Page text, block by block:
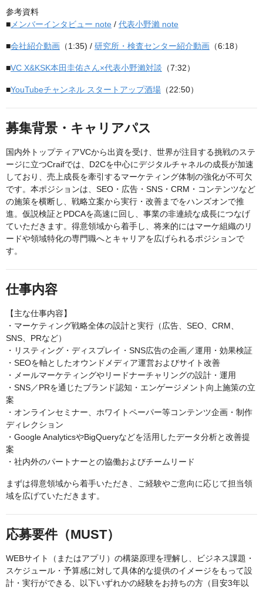
参考資料
■メンバーインタビュー note / 代表小野瀨 note
■会社紹介動画 （1:35) / 研究所・検査センター紹介動画 （6:18）
■VC X&KSK本田圭佑さん×代表小野瀨対談 （7:32）
■YouTubeチャンネル スタートアップ酒場 （22:50）
募集背景・キャリアパス
国内外トップティアVCから出資を受け、世界が注目する挑戦のステ
ージに立つCraifでは、D2Cを中心にデジタルチャネルの成長が加速
しており、売上成長を牽引するマーケティング体制の強化が不可欠
です。本ポジションは、SEO・広告・SNS・CRM・コンテンツなど
の施策を横断し、戦略立案から実行・改善までをハンズオンで推
進。仮説検証とPDCAを高速に回し、事業の非連続な成長につなげ
ていただきます。得意領域から着手し、将来的にはマーケ組織のリ
ードや領域特化の専門職へとキャリアを広げられるポジションで
す。
仕事内容
【主な仕事内容】
・マーケティング戦略全体の設計と実行（広告、SEO、CRM、
SNS、PRなど）
・リスティング・ディスプレイ・SNS広告の企画／運用・効果検証
・SEOを軸としたオウンドメディア運営およびサイト改善
・メールマーケティングやリードナーチャリングの設計・運用
・SNS／PRを通じたブランド認知・エンゲージメント向上施策の立
案
・オンラインセミナー、ホワイトペーパー等コンテンツ企画・制作
ディレクション
・Google AnalyticsやBigQueryなどを活用したデータ分析と改善提
案
・社内外のパートナーとの協働およびチームリード
まずは得意領域から着手いただき、ご経験やご意向に応じて担当領
域を広げていただきます。
応募要件（MUST）
WEBサイト（またはアプリ）の構築原理を理解し、ビジネス課題・
スケジュール・予算感に対して具体的な提供のイメージをもって設
計・実行ができる、以下いずれかの経験をお持ちの方（目安3年以